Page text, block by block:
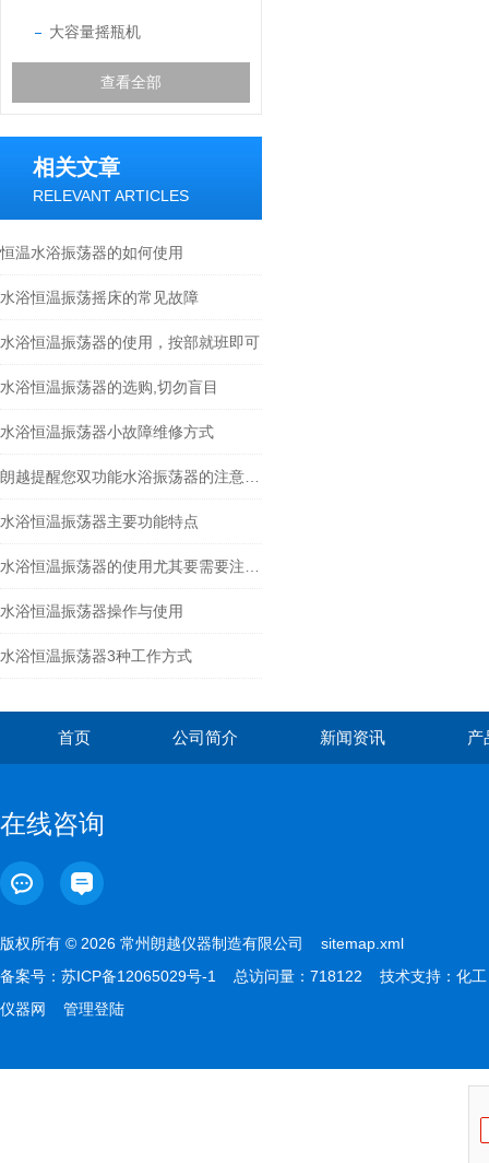
大容量摇瓶机
查看全部
相关文章
RELEVANT ARTICLES
恒温水浴振荡器的如何使用
水浴恒温振荡摇床的常见故障
水浴恒温振荡器的使用，按部就班即可
水浴恒温振荡器的选购,切勿盲目
水浴恒温振荡器小故障维修方式
水浴恒温振荡器主要功能特点
水浴恒温振荡器操作与使用
水浴恒温振荡器3种工作方式
首页 公司简介 新闻资讯 产
在线咨询
版权所有 © 2026 常州朗越仪器制造有限公司 sitemap.xml
备案号： 苏ICP备12065029号-1 总访问量：718122 技术支持： 化工
仪器网
管理登陆